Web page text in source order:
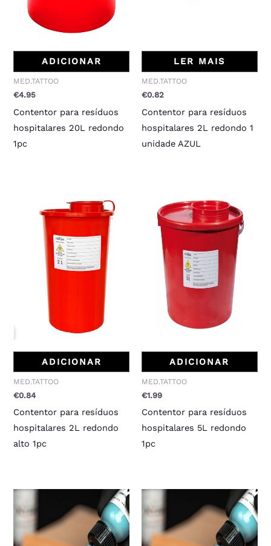
ADICIONAR
MED.TATTOO
€4.95
Contentor para resíduos
hospitalares 20L redondo
1pc
LER MAIS
MED.TATTOO
€0.82
Contentor para resíduos
hospitalares 2L redondo 1
unidade AZUL
ADICIONAR
MED.TATTOO
€0.84
Contentor para resíduos
hospitalares 2L redondo
alto 1pc
ADICIONAR
MED.TATTOO
€1.99
Contentor para resíduos
hospitalares 5L redondo
1pc